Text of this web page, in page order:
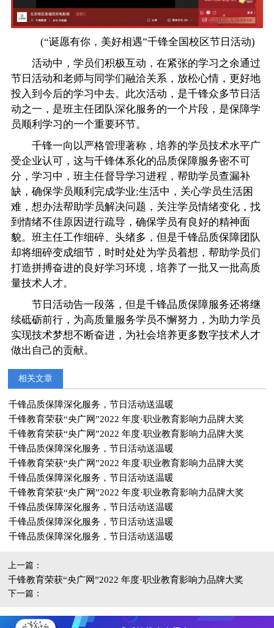
(“诞愿有你，美好相遇”千锋全国校区节日活动)
活动中，学员们积极互动，在紧张的学习之余通过
节日活动和老师与同学们融洽关系，放松心情，更好地
投入到今后的学习中去。此次活动，是千锋众多节日活
动之一，是班主任团队深化服务的一个片段，是保障学
员顺利学习的一个重要环节。
千锋一向以严格管理著称，培养的学员技术水平广
受企业认可，这与千锋体系化的品质保障服务密不可
分，学习中，班主任督导学习进程，帮助学员查漏补
缺，确保学员顺利完成学业;生活中，关心学员生活困
难，想办法帮助学员解决问题，关注学员情绪变化，找
到情绪不佳原因进行疏导，确保学员有良好的精神面
貌。班主任工作细碎、头绪多，但是千锋品质保障团队
却将细碎变成细节，时时处处为学员着想，帮助学员们
打造拼搏奋进的良好学习环境，培养了一批又一批高质
量技术人才。
节日活动告一段落，但是千锋品质保障服务还将继
续砥砺前行，为高质量服务学员不懈努力，为助力学员
实现技术梦想不断奋进，为社会培养更多数字技术人才
做出自己的贡献。
相关文章
千锋品质保障深化服务，节日活动送温暖
千锋教育荣获“央广网”2022 年度·职业教育影响力品牌大奖
千锋教育荣获“央广网”2022 年度·职业教育影响力品牌大奖
千锋品质保障深化服务，节日活动送温暖
千锋教育荣获“央广网”2022 年度·职业教育影响力品牌大奖
千锋品质保障深化服务，节日活动送温暖
千锋教育荣获“央广网”2022 年度·职业教育影响力品牌大奖
千锋品质保障深化服务，节日活动送温暖
千锋品质保障深化服务，节日活动送温暖
千锋品质保障深化服务，节日活动送温暖
上一篇：
千锋教育荣获“央广网”2022 年度·职业教育影响力品牌大奖
下一篇：